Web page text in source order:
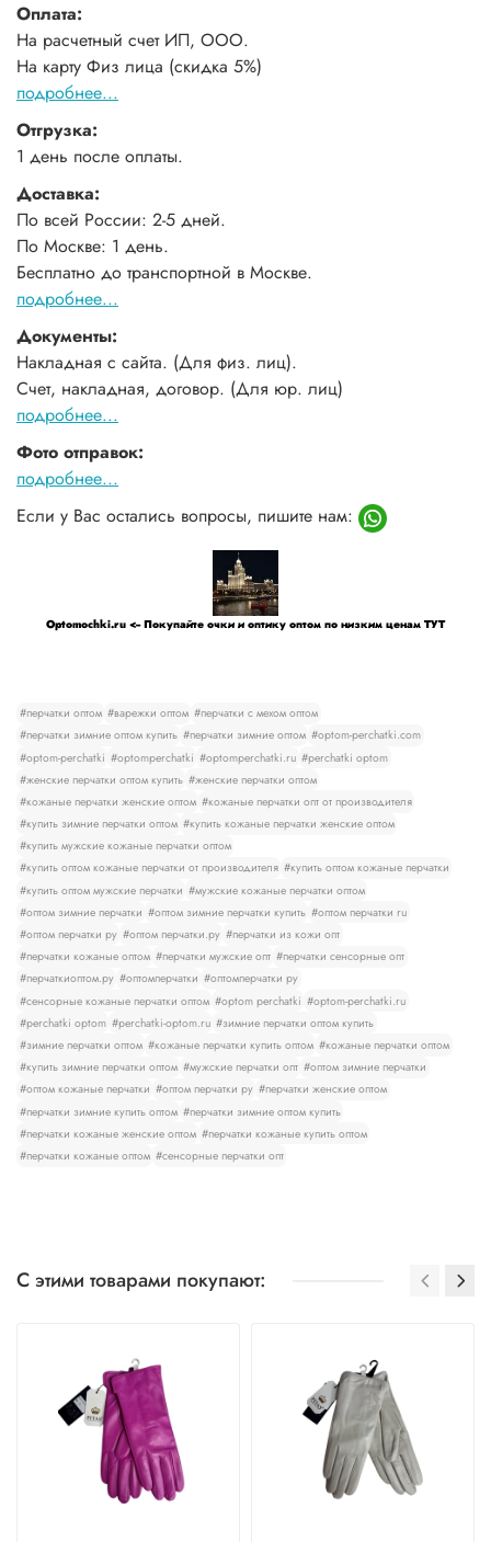
Оплата:
На расчетный счет ИП, ООО.
На карту Физ лица (скидка 5%)
подробнее...
Отгрузка:
1 день после оплаты.
Доставка:
По всей России: 2-5 дней.
По Москве: 1 день.
Бесплатно до транспортной в Москве.
подробнее...
Документы:
Накладная с сайта. (Для физ. лиц).
Счет, накладная, договор. (Для юр. лиц)
подробнее...
Фото отправок:
подробнее...
Если у Вас остались вопросы, пишите нам:
Optomochki.ru <-- Покупайте очки и оптику оптом по низким ценам ТУТ
#перчатки оптом #варежки оптом #перчатки с мехом оптом
#перчатки зимние оптом купить #перчатки зимние оптом #optom-perchatki.com
#optom-perchatki #optomperchatki #optomperchatki.ru #perchatki optom
#женские перчатки оптом купить #женские перчатки оптом
#кожаные перчатки женские оптом #кожаные перчатки опт от производителя
#купить зимние перчатки оптом #купить кожаные перчатки женские оптом
#купить мужские кожаные перчатки оптом
#купить оптом кожаные перчатки от производителя #купить оптом кожаные перчатки
#купить оптом мужские перчатки #мужские кожаные перчатки оптом
#оптом зимние перчатки #оптом зимние перчатки купить #оптом перчатки ru
#оптом перчатки ру #оптом перчатки.ру #перчатки из кожи опт
#перчатки кожаные оптом #перчатки мужские опт #перчатки сенсорные опт
#перчаткиоптом.ру #оптомперчатки #оптомперчатки ру
#сенсорные кожаные перчатки оптом #optom perchatki #optom-perchatki.ru
#perchatki optom #perchatki-optom.ru #зимние перчатки оптом купить
#зимние перчатки оптом #кожаные перчатки купить оптом #кожаные перчатки оптом
#купить зимние перчатки оптом #мужские перчатки опт #оптом зимние перчатки
#оптом кожаные перчатки #оптом перчатки ру #перчатки женские оптом
#перчатки зимние купить оптом #перчатки зимние оптом купить
#перчатки кожаные женские оптом #перчатки кожаные купить оптом
#перчатки кожаные оптом #сенсорные перчатки опт
С этими товарами покупают: